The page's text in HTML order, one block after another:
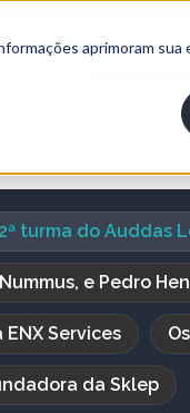
aprimoram sua
Entre em
turma do Auddas
e Pedro
Services
da Sklep